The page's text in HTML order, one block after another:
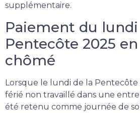
supplémentaire.
Paiement du lundi
Pentecôte 2025
chômé
Lorsque le lundi de la
férié non travaillé dans une
été retenu comme journée de